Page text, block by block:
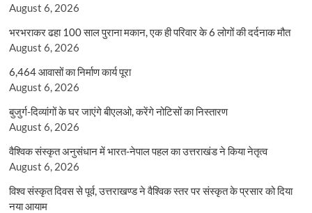
August 6, 2026
भरभराकर ढहा 100 साल पुराना मकान, एक ही परिवार के 6 लोगों की दर्दनाक मौत
August 6, 2026
6,464 आवासों का निर्माण कार्य पूरा
August 6, 2026
बुजुर्ग-दिव्यांगों के घर जाएंगे बीएलओ, करेंगे नोटिसों का निस्तारण
August 6, 2026
वैश्विक संस्कृत अनुसंधान में भारत-नेपाल पहल का उत्तराखंड ने किया नेतृत्व
August 6, 2026
विश्व संस्कृत दिवस से पूर्व, उत्तराखण्ड ने वैश्विक स्तर पर संस्कृत के प्रसार को दिया
नया आयाम